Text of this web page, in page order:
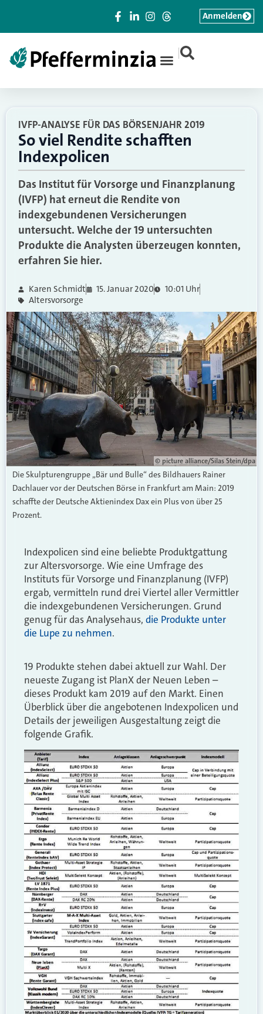
|
Anmelden
IVFP-ANALYSE FÜR DAS BÖRSENJAHR 2019
So viel Rendite schafften
Indexpolicen
Das Institut für Vorsorge und Finanzplanung
(IVFP) hat erneut die Rendite von
indexgebundenen Versicherungen
untersucht. Welche der 19 untersuchten
Produkte die Analysten überzeugen konnten,
erfahren Sie hier.
Karen Schmidt 15. Januar 2020
10:01 Uhr
Altersvorsorge
© picture alliance/Silas Stein/dpa
Die Skulpturengruppe „Bär und Bulle“ des Bildhauers Rainer
Dachlauer vor der Deutschen Börse in Frankfurt am Main: 2019
schaffte der Deutsche Aktienindex Dax ein Plus von über 25
Prozent.
Indexpolicen sind eine beliebte Produktgattung
zur Altersvorsorge. Wie eine Umfrage des
Instituts für Vorsorge und Finanzplanung (IVFP)
ergab, vermitteln rund drei Viertel aller Vermittler
die indexgebundenen Versicherungen. Grund
genug für das Analysehaus, die Produkte unter
die Lupe zu nehmen.
19 Produkte stehen dabei aktuell zur Wahl. Der
neueste Zugang ist PlanX der Neuen Leben –
dieses Produkt kam 2019 auf den Markt. Einen
Überblick über die angebotenen Indexpolicen und
Details der jeweiligen Ausgestaltung zeigt die
folgende Grafik.